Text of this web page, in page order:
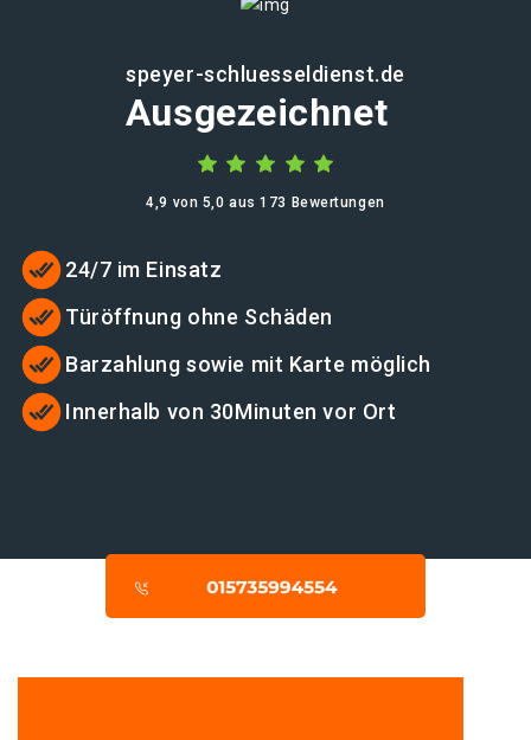
speyer-schluesseldienst.de
Ausgezeichnet
4,9 von 5,0 aus 173 Bewertungen
24/7 im Einsatz
Türöffnung ohne Schäden
Barzahlung sowie mit Karte möglich
Innerhalb von 30Minuten vor Ort